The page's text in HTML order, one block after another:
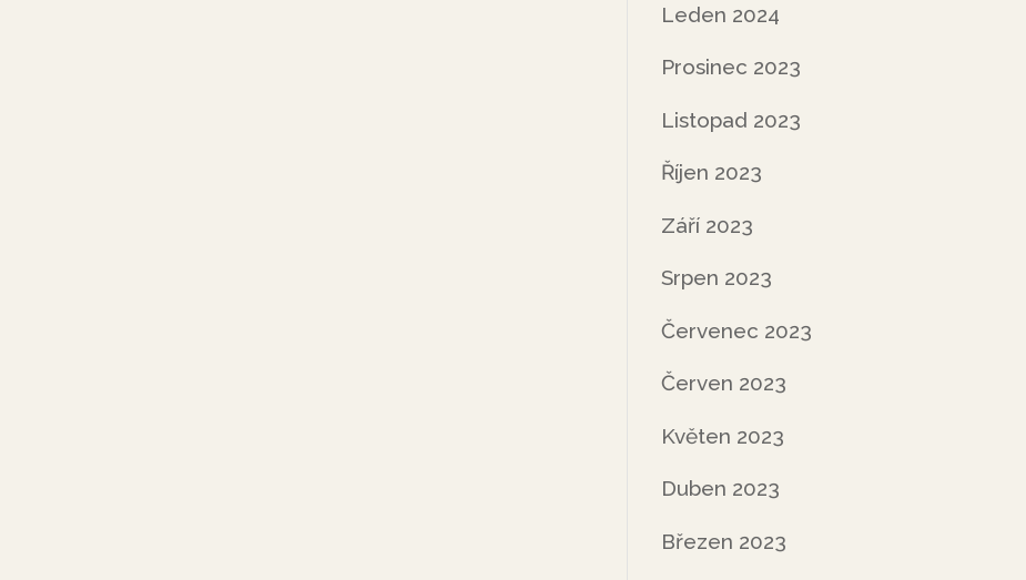
Leden 2024
Prosinec 2023
Listopad 2023
Říjen 2023
Září 2023
Srpen 2023
Červenec 2023
Červen 2023
Květen 2023
Duben 2023
Březen 2023